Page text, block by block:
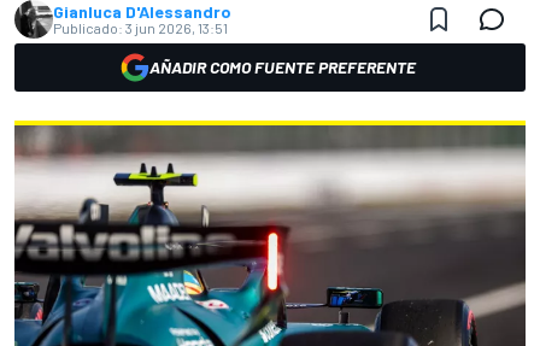
Gianluca D'Alessandro
Publicado: 3 jun 2026, 13:51
AÑADIR COMO FUENTE PREFERENTE